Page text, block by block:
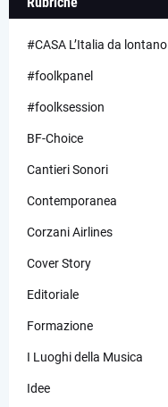
#CASA L’Italia da lontano
#foolkpanel
#foolksession
BF-Choice
Cantieri Sonori
Contemporanea
Corzani Airlines
Cover Story
Editoriale
Formazione
I Luoghi della Musica
Idee